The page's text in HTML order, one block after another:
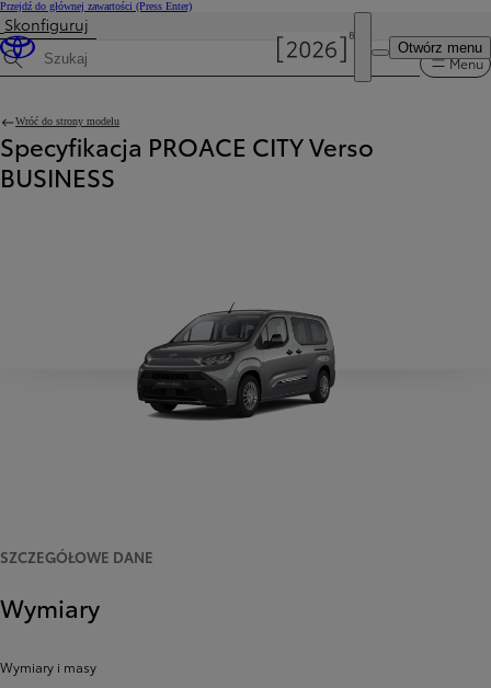
Przejdź do głównej zawartości (Press Enter)
Otwórz menu
Skonfiguruj
Wyszukaj dane techniczne Menu
Wróć do strony modelu
Specyfikacja PROACE CITY Verso
BUSINESS
SZCZEGÓŁOWE DANE
Wymiary
Wymiary i masy